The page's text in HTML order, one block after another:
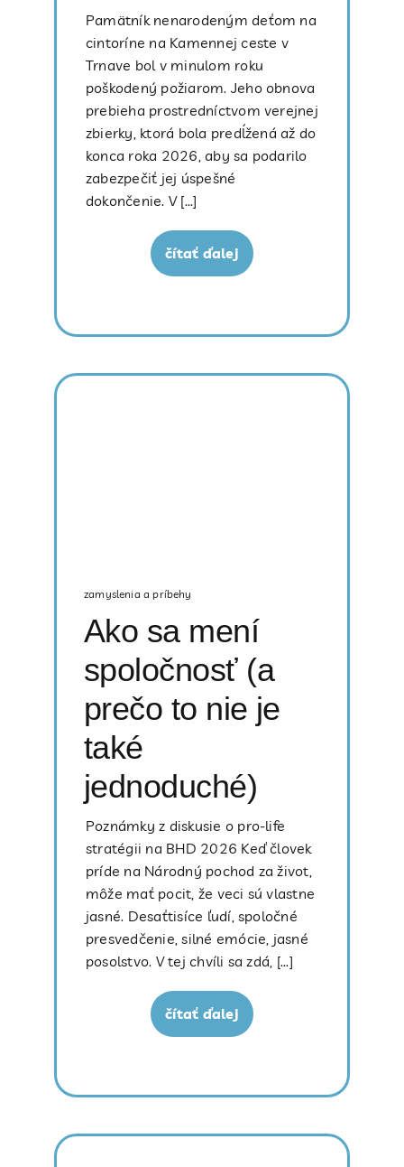
Pamätník nenarodeným deťom na
cintoríne na Kamennej ceste v
Trnave bol v minulom roku
poškodený požiarom. Jeho obnova
prebieha prostredníctvom verejnej
zbierky, ktorá bola predĺžená až do
konca roka 2026, aby sa podarilo
zabezpečiť jej úspešné
dokončenie. V [...]
čítať ďalej
zamyslenia a príbehy
Ako sa mení
spoločnosť (a
prečo to nie je
také
jednoduché)
Poznámky z diskusie o pro-life
stratégii na BHD 2026 Keď človek
príde na Národný pochod za život,
môže mať pocit, že veci sú vlastne
jasné. Desaťtisíce ľudí, spoločné
presvedčenie, silné emócie, jasné
posolstvo. V tej chvíli sa zdá, [...]
čítať ďalej